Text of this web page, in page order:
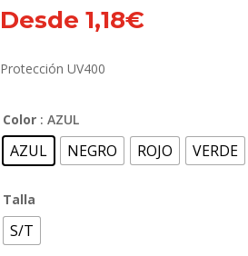
Desde 1,18€
Protección UV400
Color : AZUL
AZUL NEGRO ROJO VERDE
Talla
S/T